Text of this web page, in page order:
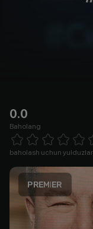
0.0
Baholang
1 Star 2 Stars 3 Stars 4 Stars5 Stars
baholash uchun